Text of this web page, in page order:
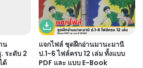
น
ระดับ 2
ด้
แจกไฟล์ ชุดฝึกอ่านมานะมานี
ป.1-6 ไฟล์ครบ 12 เล่ม ทั้งแบบ
PDF และ แบบ E-Book